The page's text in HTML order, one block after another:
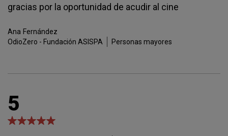
gracias por la oportunidad de acudir al cine
Ana Fernández
OdioZero - Fundación ASISPA
Personas mayores
5